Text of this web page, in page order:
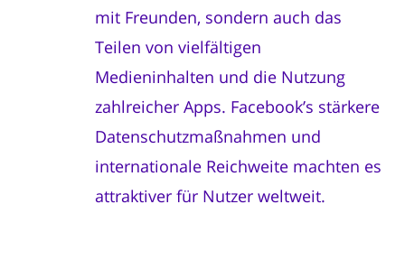
mit Freunden, sondern auch das
Teilen von vielfältigen
Medieninhalten und die Nutzung
zahlreicher Apps. Facebook’s stärkere
Datenschutzmaßnahmen und
internationale Reichweite machten es
attraktiver für Nutzer weltweit.